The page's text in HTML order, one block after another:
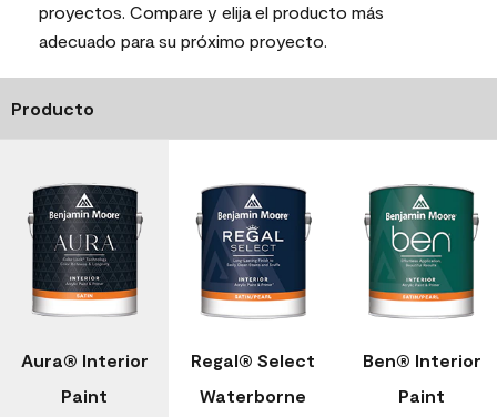
proyectos. Compare y elija el producto más
adecuado para su próximo proyecto.
Producto
Aura® Interior
Paint
Regal® Select
Waterborne
Ben® Interior
Paint